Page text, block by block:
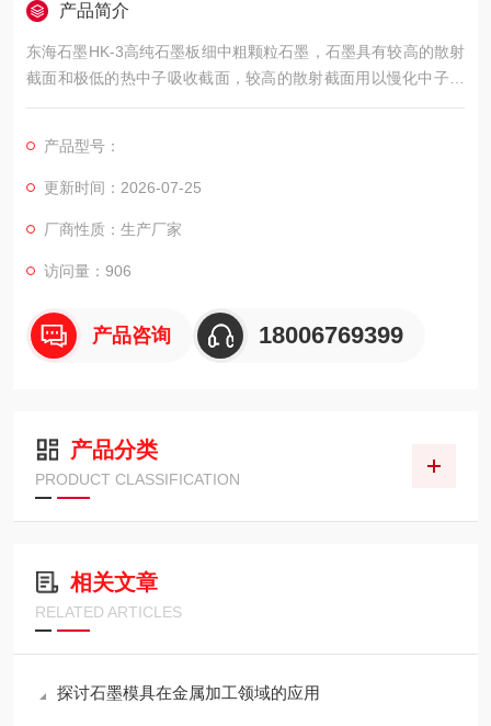
产品简介
东海石墨HK-3高纯石墨板细中粗颗粒石墨，石墨具有较高的散射
截面和极低的热中子吸收截面，较高的散射截面用以慢化中子，
低的吸收截面防止中子被吸收，使得核反应堆能够利用少量燃料
产品型号：
更新时间：2026-07-25
厂商性质：生产厂家
访问量：906
产品咨询 18006769399
产品分类
PRODUCT CLASSIFICATION
相关文章
RELATED ARTICLES
探讨石墨模具在金属加工领域的应用